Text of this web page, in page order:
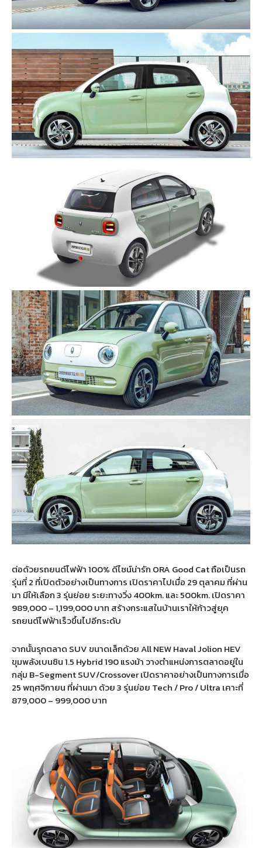
ต่อด้วยรถยนต์ไฟฟ้า 100% ดีไซน์น่ารัก ORA Good Cat ถือเป็นรถ
รุ่นที่ 2 ที่เปิดตัวอย่างเป็นทางการ เปิดราคาไปเมื่อ 29 ตุลาคม ที่ผ่าน
มา มีให้เลือก 3 รุ่นย่อย ระยะทางวิ่ง 400km. และ 500km. เปิดราคา
989,000 – 1,199,000 บาท สร้างกระแสในบ้านเราให้ก้าวสู่ยุค
รถยนต์ไฟฟ้าเร็วขึ้นไปอีกระดับ
จากนั้นรุกตลาด SUV ขนาดเล็กด้วย All NEW Haval Jolion HEV
ขุมพลังเบนซิน 1.5 Hybrid 190 แรงม้า วางตำแหน่งการตลาดอยู่ใน
กลุ่ม B-Segment SUV/Crossover เปิดราคาอย่างเป็นทางการเมื่อ
25 พฤศจิกายน ที่ผ่านมา ด้วย 3 รุ่นย่อย Tech / Pro / Ultra เคาะที่
879,000 – 999,000 บาท